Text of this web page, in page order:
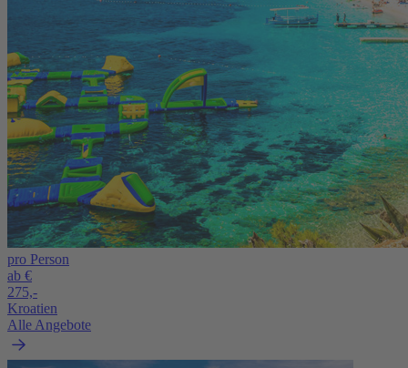
pro Person
ab €
275,-
Kroatien
Alle Angebote